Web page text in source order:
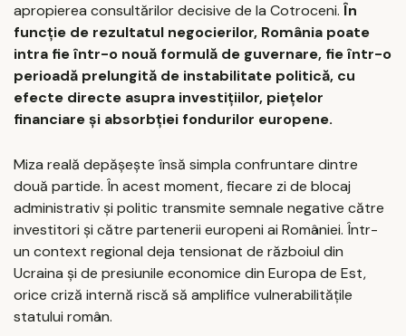
apropierea consultărilor decisive de la Cotroceni. În
funcție de rezultatul negocierilor, România poate
intra fie într-o nouă formulă de guvernare, fie într-o
perioadă prelungită de instabilitate politică, cu
efecte directe asupra investițiilor, piețelor
financiare și absorbției fondurilor europene.
Miza reală depășește însă simpla confruntare dintre
două partide. În acest moment, fiecare zi de blocaj
administrativ și politic transmite semnale negative către
investitori și către partenerii europeni ai României. Într-
un context regional deja tensionat de războiul din
Ucraina și de presiunile economice din Europa de Est,
orice criză internă riscă să amplifice vulnerabilitățile
statului român.